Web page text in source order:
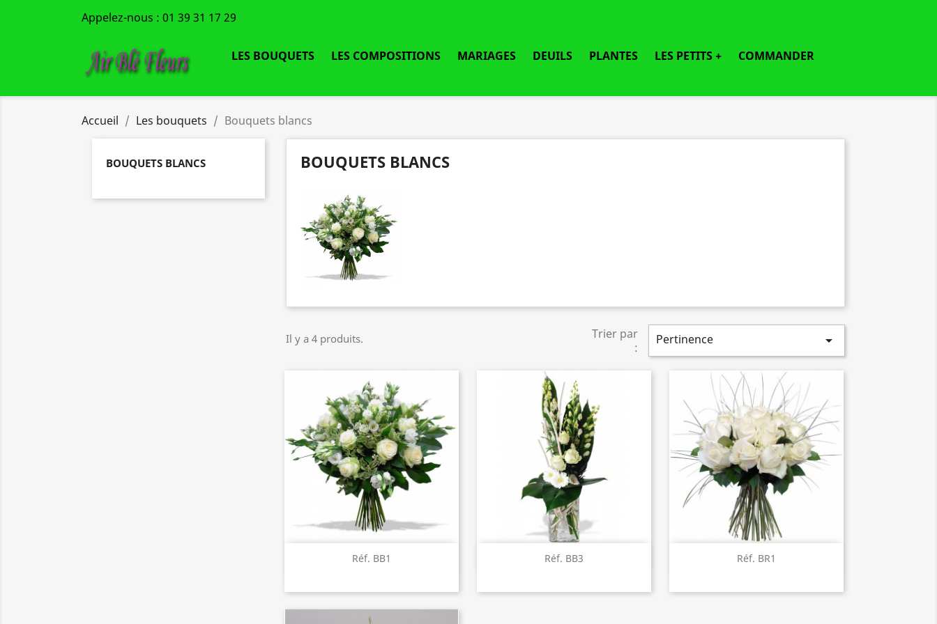
Appelez-nous : 01 39 31 17 29
LES BOUQUETS LES COMPOSITIONS MARIAGES DEUILS PLANTES LES PETITS + COMMANDER
Accueil Les bouquets Bouquets blancs
BOUQUETS BLANCS BOUQUETS BLANCS
Il y a 4 produits.
Trier par
:
Pertinence 
Réf. BB1
Aperçu rapide Réf. BB3
Aperçu rapide Réf. BR1
Aperçu rapide